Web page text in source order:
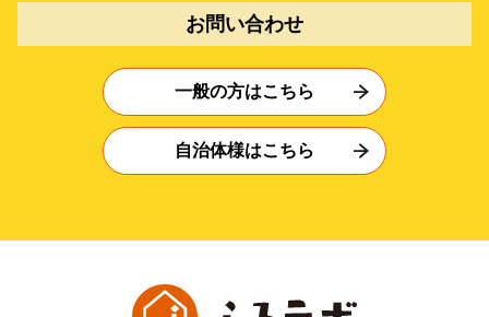
お問い合わせ
一般の方はこちら
自治体様はこちら